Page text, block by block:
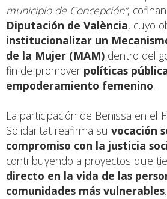
municipio de Concepción”,
Diputación de València, cuyo
institucionalizar un
de la Mujer (MAM) dentro del
fin de promover políticas
empoderamiento femenino.
La participación de Benissa en el
Solidaritat reafirma su vocación
compromiso con la justicia
contribuyendo a proyectos que
directo en la vida de las
comunidades más vulnerables.